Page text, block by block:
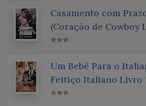
Casamento com
(Coração de Cowboy
⭐⭐⭐
Um Bebê Para o
Feitiço Italiano Livro
⭐⭐⭐